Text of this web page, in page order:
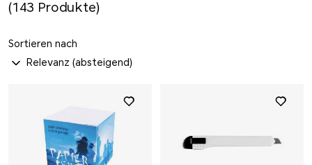
(143 Produkte)
Sortieren nach